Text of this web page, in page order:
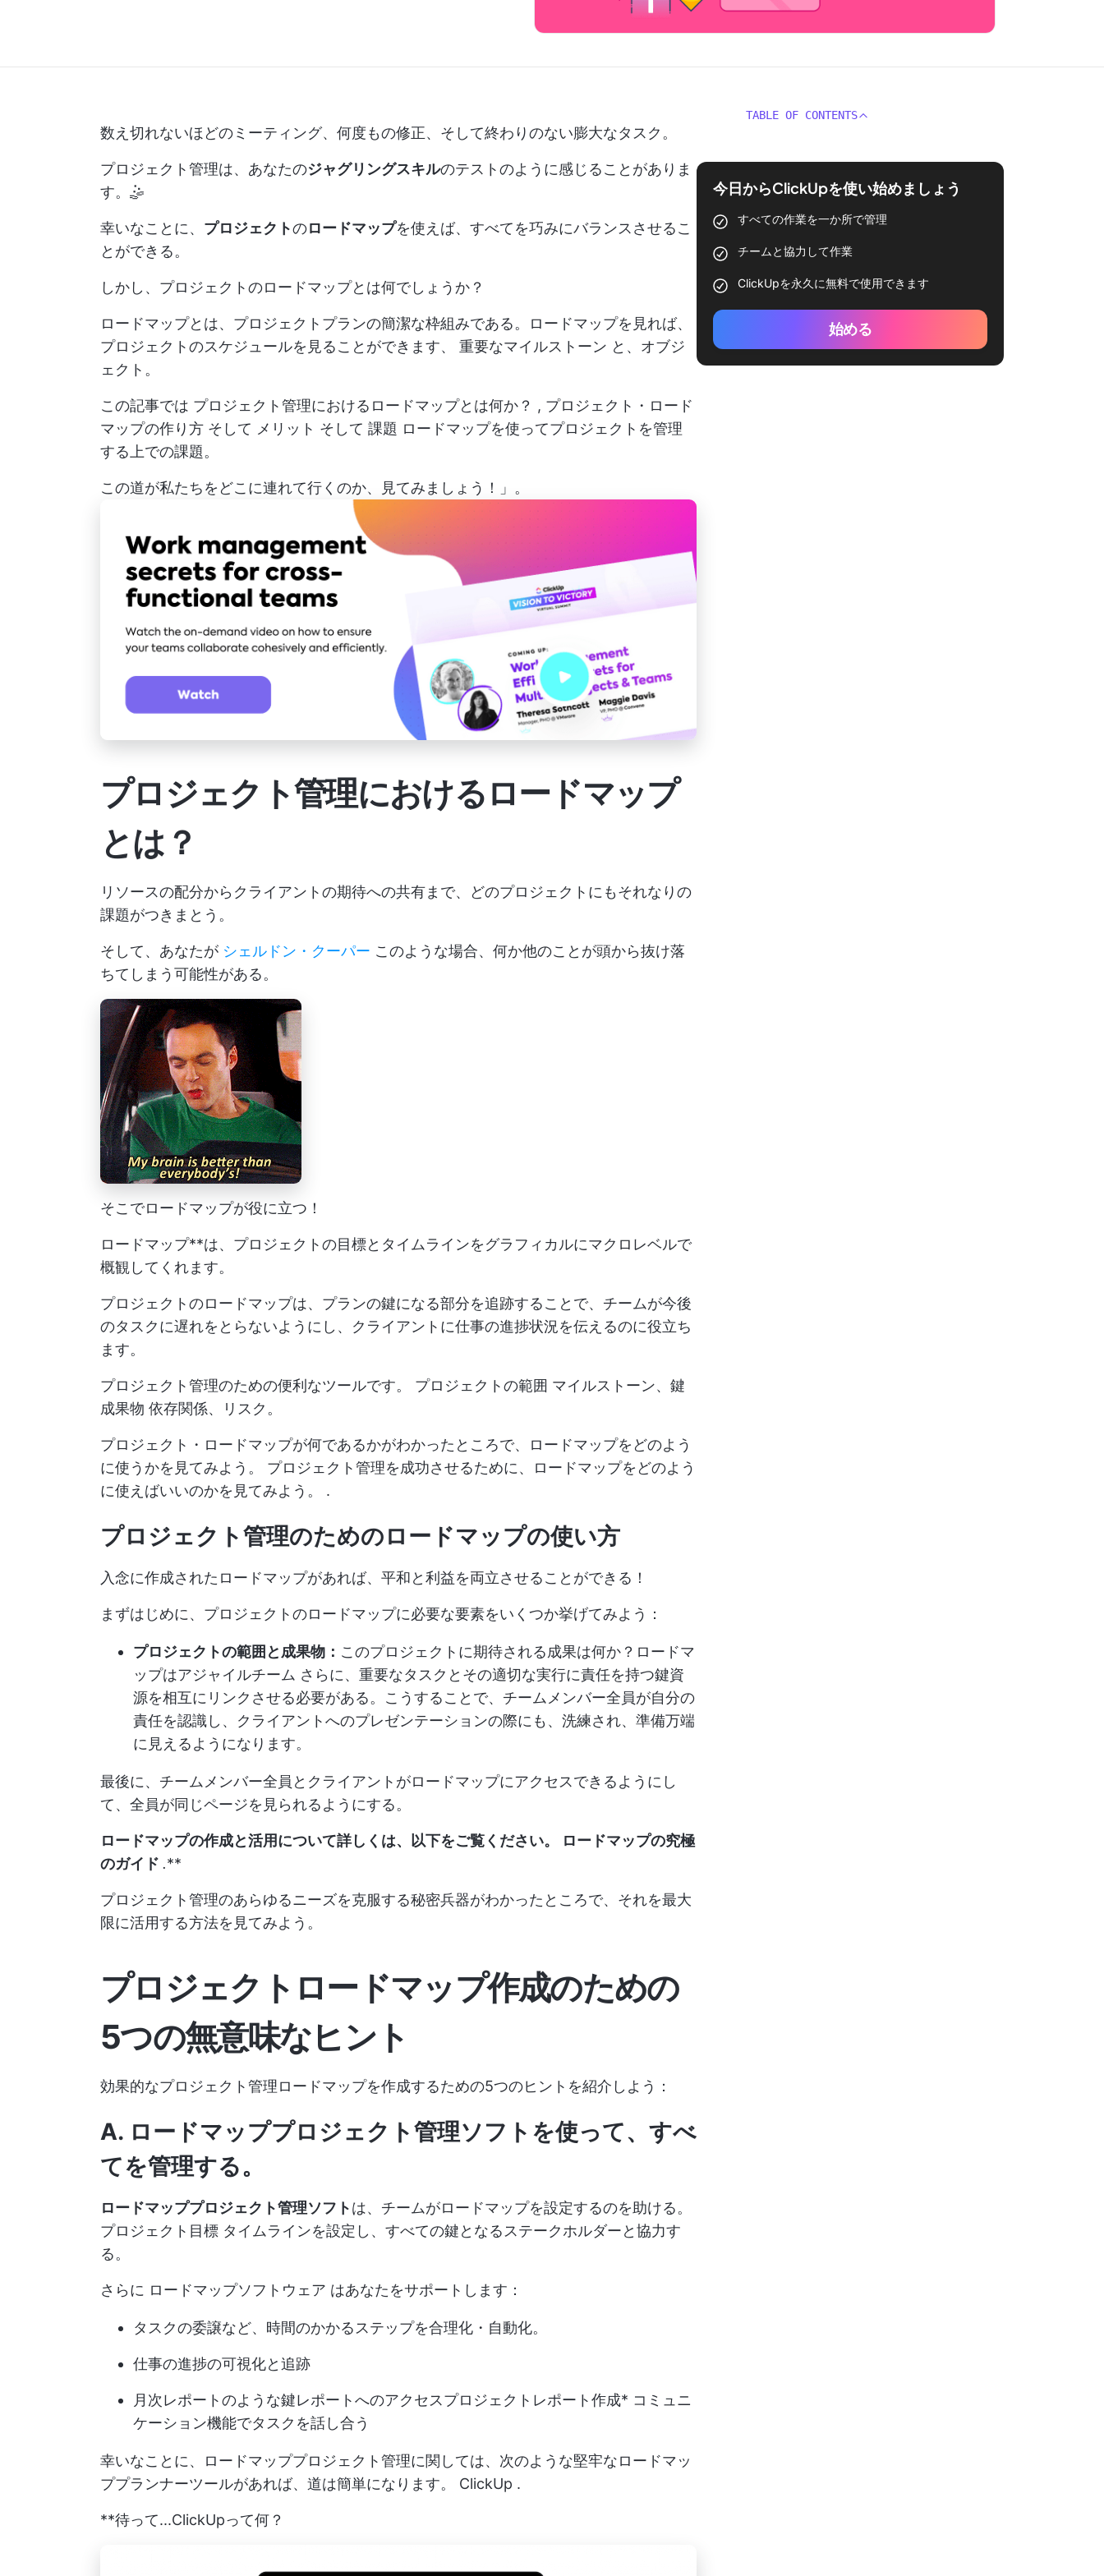
数え切れないほどのミーティング、何度もの修正、そして終わりのない膨大なタスク。
プロジェクト管理は、あなたのジャグリングスキルのテストのように感じることがありま
す。🤹
幸いなことに、 プロジェクトのロードマップを使えば、すべてを巧みにバランスさせるこ
とができる。
しかし、プロジェクトのロードマップとは何でしょうか？
ロードマップとは、プロジェクトプランの簡潔な枠組みである。ロードマップを見れば、
プロジェクトのスケジュールを見ることができます、 重要なマイルストーン と、オブジ
ェクト。
この記事では プロジェクト管理におけるロードマップとは何か？ , プロジェクト・ロード
マップの作り方 そして メリット そして 課題 ロードマップを使ってプロジェクトを管理
する上での課題。
この道が私たちをどこに連れて行くのか、見てみましょう！」。
プロジェクト管理におけるロードマップ
とは？
リソースの配分からクライアントの期待への共有まで、どのプロジェクトにもそれなりの
課題がつきまとう。
そして、あなたが シェルドン・クーパー このような場合、何か他のことが頭から抜け落
ちてしまう可能性がある。
そこでロードマップが役に立つ！
ロードマップ**は、プロジェクトの目標とタイムラインをグラフィカルにマクロレベルで
概観してくれます。
プロジェクトのロードマップは、プランの鍵になる部分を追跡することで、チームが今後
のタスクに遅れをとらないようにし、クライアントに仕事の進捗状況を伝えるのに役立ち
ます。
プロジェクト管理のための便利なツールです。 プロジェクトの範囲 マイルストーン、鍵
成果物 依存関係、リスク。
プロジェクト・ロードマップが何であるかがわかったところで、ロードマップをどのよう
に使うかを見てみよう。 プロジェクト管理を成功させるために、ロードマップをどのよう
に使えばいいのかを見てみよう。
.
プロジェクト管理のためのロードマップの使い方
入念に作成されたロードマップがあれば、平和と利益を両立させることができる！
まずはじめに、プロジェクトのロードマップに必要な要素をいくつか挙げてみよう：
プロジェクトの範囲と成果物： このプロジェクトに期待される成果は何か？ロードマ
ップはアジャイルチーム さらに、重要なタスクとその適切な実行に責任を持つ鍵資
源を相互にリンクさせる必要がある。こうすることで、チームメンバー全員が自分の
責任を認識し、クライアントへのプレゼンテーションの際にも、洗練され、準備万端
に見えるようになります。
最後に、チームメンバー全員とクライアントがロードマップにアクセスできるようにし
て、全員が同じページを見られるようにする。
ロードマップの作成と活用について詳しくは、以下をご覧ください。
ロードマップの究極
のガイド .**
プロジェクト管理のあらゆるニーズを克服する秘密兵器がわかったところで、それを最大
限に活用する方法を見てみよう。
プロジェクトロードマップ作成のための
5つの無意味なヒント
効果的なプロジェクト管理ロードマップを作成するための5つのヒントを紹介しよう：
A. ロードマッププロジェクト管理ソフトを使って、すべ
てを管理する。
ロードマッププロジェクト管理ソフトは、チームがロードマップを設定するのを助ける。
プロジェクト目標 タイムラインを設定し、すべての鍵となるステークホルダーと協力す
る。
さらに ロードマップソフトウェア はあなたをサポートします：
タスクの委譲など、時間のかかるステップを合理化・自動化。
仕事の進捗の可視化と追跡
月次レポートのような鍵レポートへのアクセスプロジェクトレポート作成* コミュニ
ケーション機能でタスクを話し合う
幸いなことに、ロードマッププロジェクト管理に関しては、次のような堅牢なロードマッ
ププランナーツールがあれば、道は簡単になります。 ClickUp .
**待って...ClickUpって何？
TABLE OF CONTENTS
今日からClickUpを使い始めましょう
すべての作業を一か所で管理
チームと協力して作業
ClickUpを永久に無料で使用できます
始める